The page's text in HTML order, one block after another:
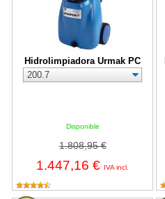
Hidrolimpiadora Urmak PC
Disponible
1.808,95 €
1.447,16 € IVA incl.